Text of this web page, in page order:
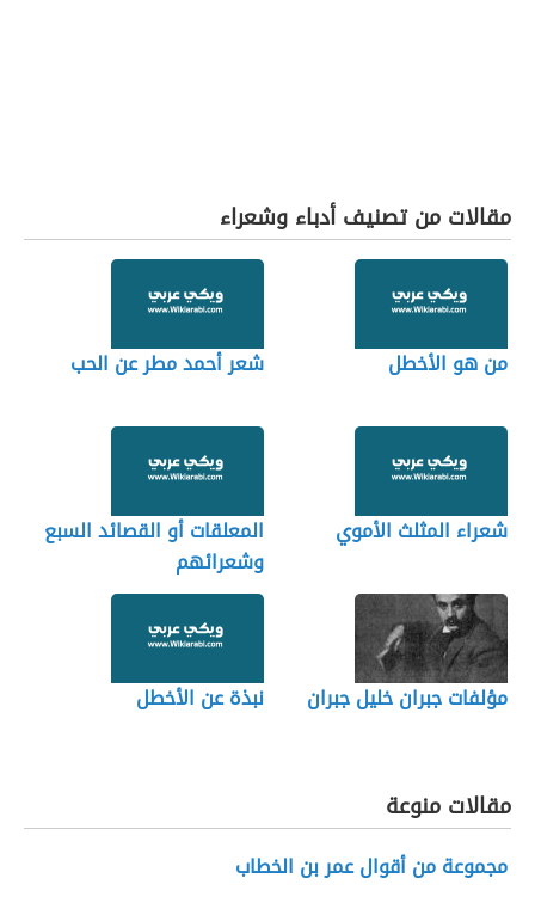
مقالات من تصنيف أدباء وشعراء
من هو الأخطل شعر أحمد مطر عن الحب
شعراء المثلث الأموي
المعلقات أو القصائد السبع
وشعرائهم
مؤلفات جبران خليل جبران نبذة عن الأخطل
مقالات منوعة
مجموعة من أقوال عمر بن الخطاب